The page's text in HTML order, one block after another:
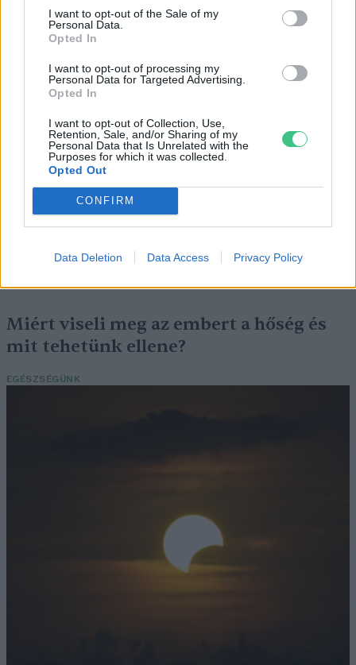
I want to opt-out of the Sale of my
Personal Data.
Opted In
I want to opt-out of processing my
Personal Data for Targeted Advertising.
Opted In
I want to opt-out of Collection, Use,
Retention, Sale, and/or Sharing of my
Personal Data that Is Unrelated with the
Purposes for which it was collected.
Opted Out
CONFIRM
Data Deletion Data Access Privacy Policy
Még Paks kiesését is áthidalhatná a
megfelelő energiatárolás
Minden évszázadra jutott egy
„szuperaszály”, az idei év mégis más
Miért viseli meg az embert a hőség és
mit tehetünk ellene?
EGÉSZSÉGÜNK